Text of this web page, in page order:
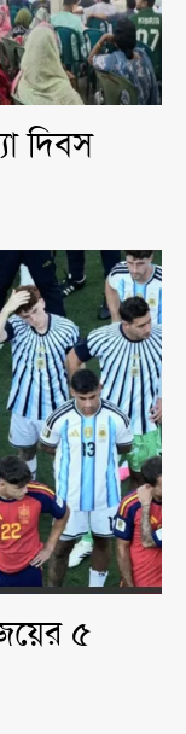
দিবস
৫